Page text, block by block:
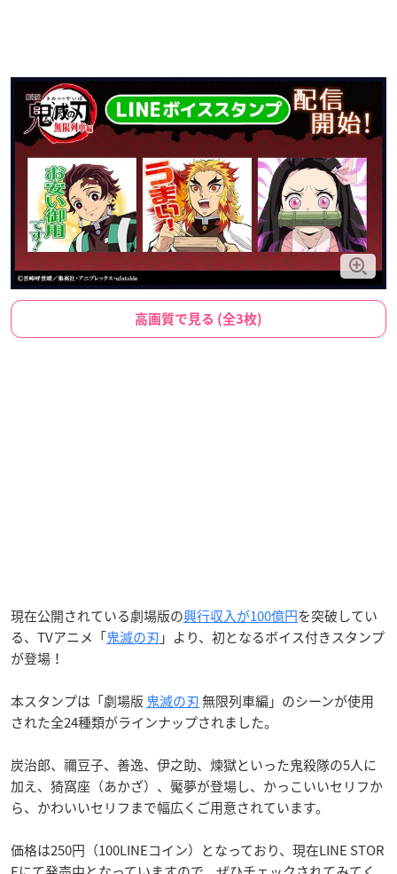
高画質で見る (全3枚)
現在公開されている劇場版の興行収入が100億円を突破してい
る、TVアニメ「鬼滅の刃 」より、初となるボイス付きスタンプ
が登場！
本スタンプは「劇場版 鬼滅の刃無限列車編」のシーンが使用
された全24種類がラインナップされました。
炭治郎、禰豆子、善逸、伊之助、煉獄といった鬼殺隊の5人に
加え、猗窩座（あかざ）、魘夢が登場し、かっこいいセリフか
ら、かわいいセリフまで幅広くご用意されています。
価格は250円（100LINEコイン）となっており、現在LINE STOR